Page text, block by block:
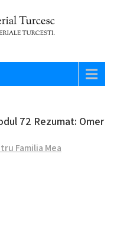
TURCESC
72 Rezumat: Omer
Familia Mea